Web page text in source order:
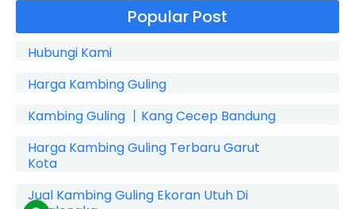
Popular Post
Hubungi Kami
Harga Kambing Guling
Kambing Guling 丨Kang Cecep Bandung
Harga Kambing Guling Terbaru Garut
Kota
Jual Kambing Guling Ekoran Utuh Di